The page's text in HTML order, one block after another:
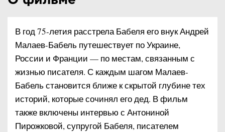
В год 75-летия расстрела Бабеля его внук Андрей
Малаев-Бабель путешествует по Украине,
России и Франции — по местам, связанным с
жизнью писателя. С каждым шагом Малаев-
Бабель становится ближе к скрытой глубине тех
историй, которые сочинял его дед. В фильм
также включены интервью с Антониной
Пирожковой, супругой Бабеля, писателем